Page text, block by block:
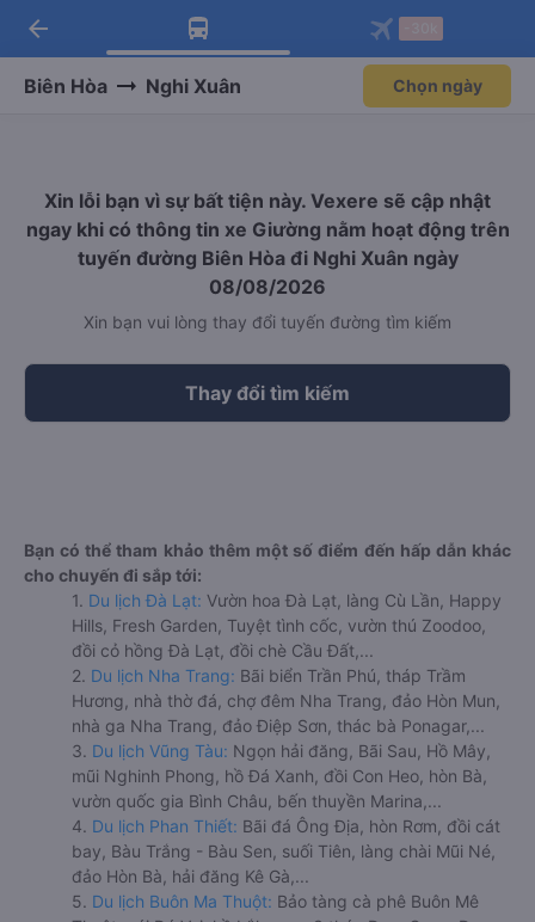
Tải app Vexere ngay!
Nhận ưu đãi thành viên độc
Mở app
Tải app Vexere
-30k/ghế khi đặt vé máy bay qua
Mở app
arrow_back
Biên Hòa Nghi Xuân Chọn ngày
Xin lỗi bạn vì sự bất tiện này. Vexere sẽ cập nhật
ngay khi có thông tin xe Giường nằm hoạt động trên
tuyến đường Biên Hòa đi Nghi Xuân ngày
08/08/2026
Xin bạn vui lòng thay đổi tuyến đường tìm kiếm
Thay đổi tìm kiếm
Bạn có thể tham khảo thêm một số điểm đến hấp dẫn khác
cho chuyến đi sắp tới:
1. Du lịch Đà Lạt: Vườn hoa Đà Lạt, làng Cù Lần, Happy
Hills, Fresh Garden, Tuyệt tình cốc, vườn thú Zoodoo,
đồi cỏ hồng Đà Lạt, đồi chè Cầu Đất,...
2. Du lịch Nha Trang: Bãi biển Trần Phú, tháp Trầm
Hương, nhà thờ đá, chợ đêm Nha Trang, đảo Hòn Mun,
nhà ga Nha Trang, đảo Điệp Sơn, thác bà Ponagar,...
3. Du lịch Vũng Tàu: Ngọn hải đăng, Bãi Sau, Hồ Mây,
mũi Nghinh Phong, hồ Đá Xanh, đồi Con Heo, hòn Bà,
vườn quốc gia Bình Châu, bến thuyền Marina,...
4. Du lịch Phan Thiết: Bãi đá Ông Địa, hòn Rơm, đồi cát
bay, Bàu Trắng - Bàu Sen, suối Tiên, làng chài Mũi Né,
đảo Hòn Bà, hải đăng Kê Gà,...
5. Du lịch Buôn Ma Thuột: Bảo tàng cà phê Buôn Mê